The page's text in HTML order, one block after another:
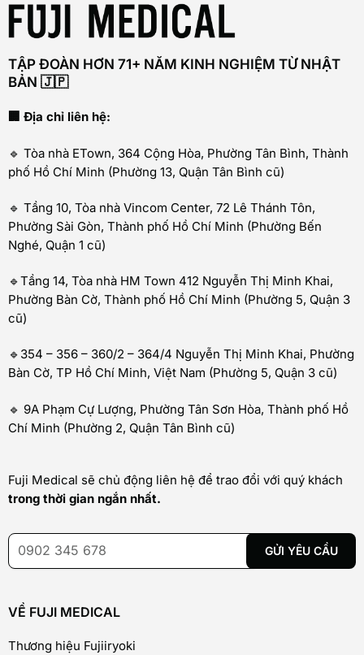
TẬP ĐOÀN HƠN 71+ NĂM KINH NGHIỆM TỪ NHẬT
BẢN 🇯🇵
🏢 Địa chỉ liên hệ:
🔹 Tòa nhà ETown, 364 Cộng Hòa, Phường Tân Bình, Thành
phố Hồ Chí Minh (Phường 13, Quận Tân Bình cũ)
🔹 Tầng 10, Tòa nhà Vincom Center, 72 Lê Thánh Tôn,
Phường Sài Gòn, Thành phố Hồ Chí Minh (Phường Bến
Nghé, Quận 1 cũ)
🔹Tầng 14, Tòa nhà HM Town 412 Nguyễn Thị Minh Khai,
Phường Bàn Cờ, Thành phố Hồ Chí Minh (Phường 5, Quận 3
cũ)
🔹354 – 356 – 360/2 – 364/4 Nguyễn Thị Minh Khai, Phường
Bàn Cờ, TP Hồ Chí Minh, Việt Nam (Phường 5, Quận 3 cũ)
🔹 9A Phạm Cự Lượng, Phường Tân Sơn Hòa, Thành phố Hồ
Chí Minh (Phường 2, Quận Tân Bình cũ)
Fuji Medical sẽ chủ động liên hệ để trao đổi với quý khách
trong thời gian ngắn nhất.
VỀ FUJI MEDICAL
Thương hiệu Fujiiryoki